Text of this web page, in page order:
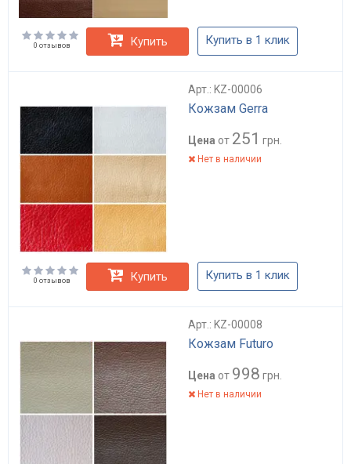
0 отзывов Купить Купить в 1 клик
Арт.: KZ-00006
Кожзам Gerra
Цена от 251 грн.
Нет в наличии
0 отзывов Купить Купить в 1 клик
Арт.: KZ-00008
Кожзам Futuro
Цена от 998 грн.
Нет в наличии